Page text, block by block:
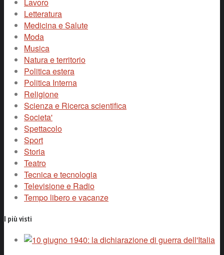
Letteratura
Medicina e Salute
Moda
Musica
Natura e territorio
Politica estera
Politica Interna
Religione
Scienza e Ricerca scientifica
Societa'
Spettacolo
Sport
Storia
Teatro
Tecnica e tecnologia
Televisione e Radio
Tempo libero e vacanze
I più visti